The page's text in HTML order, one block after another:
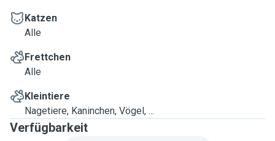
Katzen
Alle
Frettchen
Alle
Kleintiere
Nagetiere, Kaninchen, Vögel, ...
Verfügbarkeit